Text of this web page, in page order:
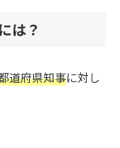
は？
道府県知事に対し